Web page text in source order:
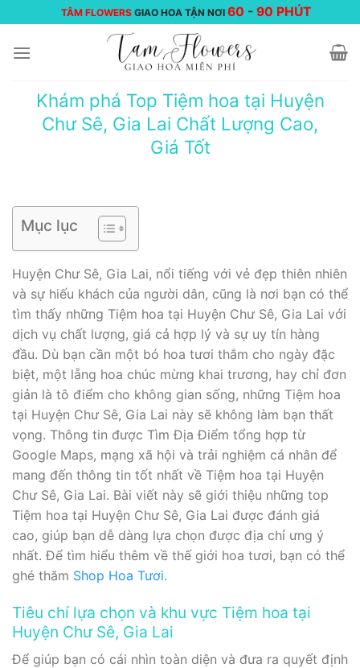
đến
nội
TÂM FLOWERS GIAO HOA TẬN NƠI 60 -90 PHÚT
Khám phá Top Tiệm hoa tại Huyện
Chư Sê, Gia Lai Chất Lượng Cao,
Giá Tốt
Mục lục
Huyện Chư Sê, Gia Lai, nổi tiếng với vẻ đẹp thiên nhiên
và sự hiếu khách của người dân, cũng là nơi bạn có thể
tìm thấy những Tiệm hoa tại Huyện Chư Sê, Gia Lai với
dịch vụ chất lượng, giá cả hợp lý và sự uy tín hàng
đầu. Dù bạn cần một bó hoa tươi thắm cho ngày đặc
biệt, một lẵng hoa chúc mừng khai trương, hay chỉ đơn
giản là tô điểm cho không gian sống, những Tiệm hoa
tại Huyện Chư Sê, Gia Lai này sẽ không làm bạn thất
vọng. Thông tin được Tìm Địa Điểm tổng hợp từ
Google Maps, mạng xã hội và trải nghiệm cá nhân để
mang đến thông tin tốt nhất về Tiệm hoa tại Huyện
Chư Sê, Gia Lai. Bài viết này sẽ giới thiệu những top
Tiệm hoa tại Huyện Chư Sê, Gia Lai được đánh giá
cao, giúp bạn dễ dàng lựa chọn được địa chỉ ưng ý
nhất. Để tìm hiểu thêm về thế giới hoa tươi, bạn có thể
ghé thăm Shop Hoa Tươi.
Tiêu chí lựa chọn và khu vực Tiệm hoa tại
Huyện Chư Sê, Gia Lai
Để giúp bạn có cái nhìn toàn diện và đưa ra quyết định